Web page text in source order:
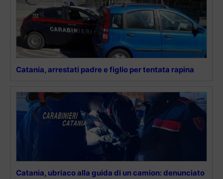
Catania, arrestati padre e figlio per tentata rapina
Catania, ubriaco alla guida di un camion: denunciato